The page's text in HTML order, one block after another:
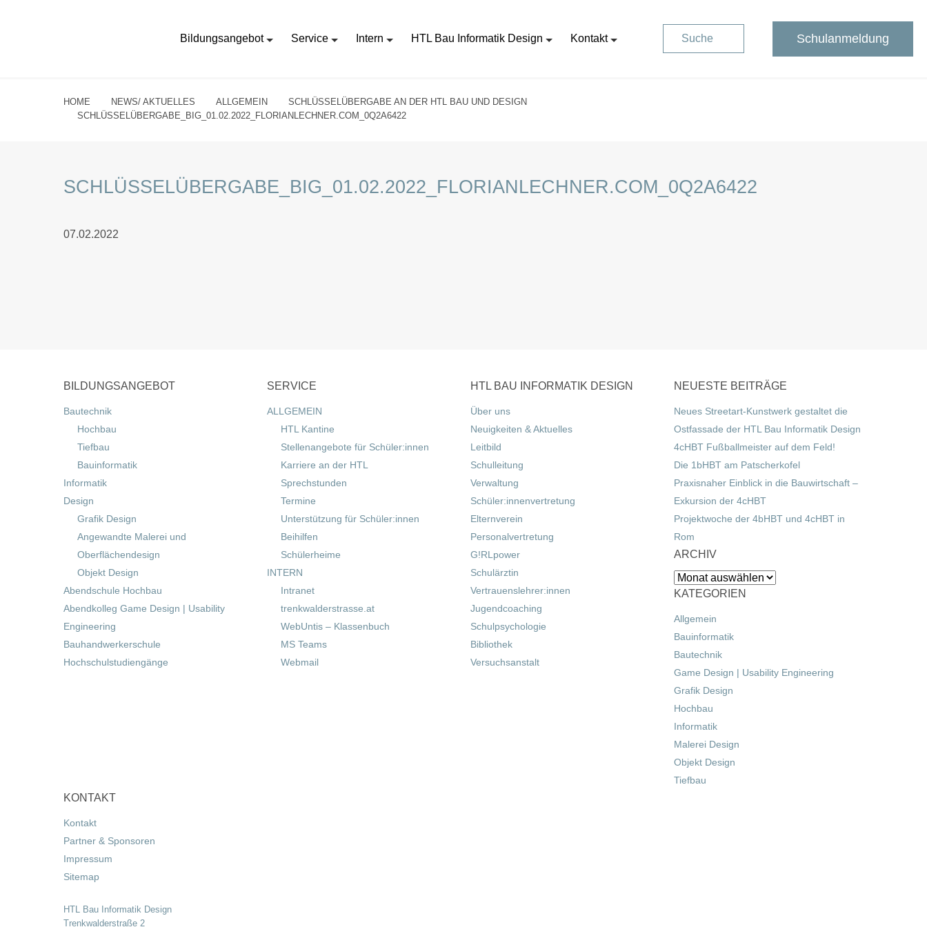
Bildungsangebot Service Intern HTL Bau Informatik Design Kontakt Suche Schulanmeldung
HOME NEWS/ AKTUELLES ALLGEMEIN
SCHLÜSSELÜBERGABE AN DER HTL BAU UND DESIGN
SCHLÜSSELÜBERGABE_BIG_01.02.2022_FLORIANLECHNER.COM_0Q2A6422
SCHLÜSSELÜBERGABE_BIG_01.02.2022_FLORIANLECHNER.COM_0Q2A6422
07.02.2022
BILDUNGSANGEBOT
Bautechnik
Hochbau
Tiefbau
Bauinformatik
Informatik
Design
Grafik Design
Angewandte Malerei und
Oberflächendesign
Objekt Design
Abendschule Hochbau
Abendkolleg Game Design | Usability
Engineering
Bauhandwerkerschule
Hochschulstudiengänge
SERVICE
ALLGEMEIN
HTL Kantine
Stellenangebote für Schüler:innen
Karriere an der HTL
Sprechstunden
Termine
Unterstützung für Schüler:innen
Beihilfen
Schülerheime
INTERN
Intranet
trenkwalderstrasse.at
WebUntis – Klassenbuch
MS Teams
Webmail
HTL BAU INFORMATIK DESIGN
Über uns
Neuigkeiten & Aktuelles
Leitbild
Schulleitung
Verwaltung
Schüler:innenvertretung
Elternverein
Personalvertretung
G!RLpower
Schulärztin
Vertrauenslehrer:innen
Jugendcoaching
Schulpsychologie
Bibliothek
Versuchsanstalt
NEUESTE BEITRÄGE
Neues Streetart-Kunstwerk gestaltet die
Ostfassade der HTL Bau Informatik Design
4cHBT Fußballmeister auf dem Feld!
Die 1bHBT am Patscherkofel
Praxisnaher Einblick in die Bauwirtschaft –
Exkursion der 4cHBT
Projektwoche der 4bHBT und 4cHBT in
Rom
ARCHIV
Archiv
KATEGORIEN
Allgemein
Bauinformatik
Bautechnik
Game Design | Usability Engineering
Grafik Design
Hochbau
Informatik
Malerei Design
Objekt Design
Tiefbau
KONTAKT
Kontakt
Partner & Sponsoren
Impressum
Sitemap
HTL Bau Informatik Design
Trenkwalderstraße 2